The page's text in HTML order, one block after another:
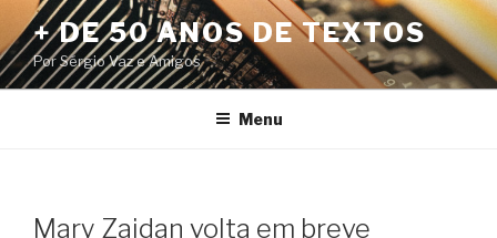
Pular
para
o
conteúdo
+ DE 50 ANOS DE TEXTOS
Por Sérgio Vaz e Amigos
Menu
Mary Zaidan volta em breve